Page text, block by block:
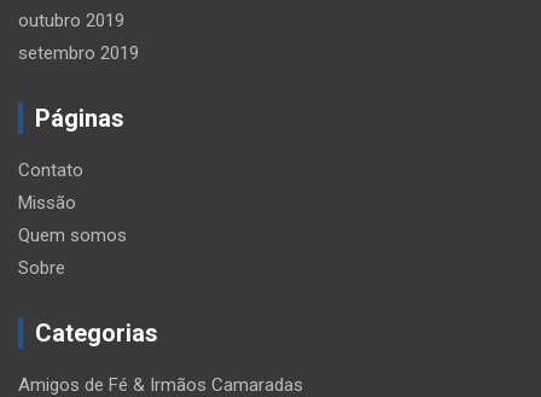
outubro 2019
setembro 2019
Páginas
Contato
Missão
Quem somos
Sobre
Categorias
Amigos de Fé & Irmãos Camaradas